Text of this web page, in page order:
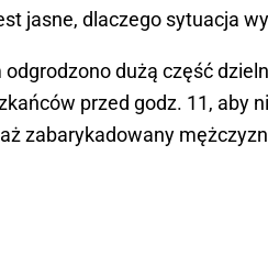
jasne, dlaczego sytuacja
dużą część
przed godz. 11, aby
zabarykadowany